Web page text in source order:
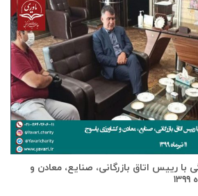
رييس اتاق بازرگانی، صنايع، معادن و